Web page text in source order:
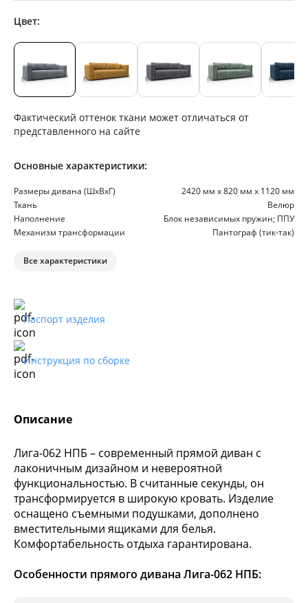
Описание
Лига-062 НПБ – современный прямой диван с
лаконичным дизайном и невероятной
функциональностью. В считанные секунды, он
трансформируется в широкую кровать. Изделие
оснащено съемными подушками, дополнено
вместительными ящиками для белья.
Комфортабельность отдыха гарантирована.
Особенности прямого дивана Лига-062 НПБ:
Цвет:
Фактический оттенок ткани может отличаться от
представленного на сайте
Основные характеристики:
Размеры дивана (ШхВхГ)
2420 мм х 820 мм х 1120 мм
Ткань
Велюр
Наполнение
Блок независимых пружин; ППУ
Механизм трансформации
Пантограф (тик-так)
Все характеристики
Паспорт изделия
Инструкция по сборке